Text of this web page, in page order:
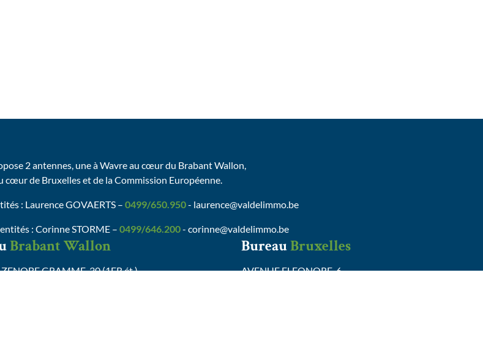
2 antennes, une à Wavre au cœur du Brabant Wallon,
cœur de Bruxelles et de la Commission Européenne.
: Laurence GOVAERTS – 0499/650.950- laurence@valdelimmo.be
: Corinne STORME – 0499/646.200- corinne@valdelimmo.be
Brabant Wallon
GRAMME, 30 (1ER ét.)
BureauBruxelles
AVENUE ELEONORE, 6